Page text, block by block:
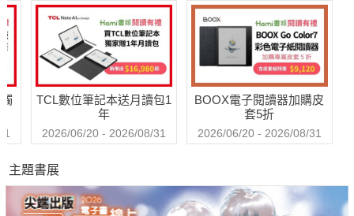
心理上的問題，用相反的機制，在於利用疾病逼著人們改變。從
這個觀點，生命存在的意義可能就是修行，主要在激發出自己的
反應，從中觀察到自己習氣上可能存在的問題和需要修正學習的
方向。
就像生理和心理都可能存在創造疾病的原因，靈魂也不例外。例
如「恐傷靈」，心理學中許多恐懼症，可能都和前世或更早的前
世某些事件有關。
TCL數位筆記本送月讀包1
年
2026/06/20 - 2026/08/31
BOOX電子閱讀器加購皮
套5折
2026/06/20 - 2026/08/31
主題書展